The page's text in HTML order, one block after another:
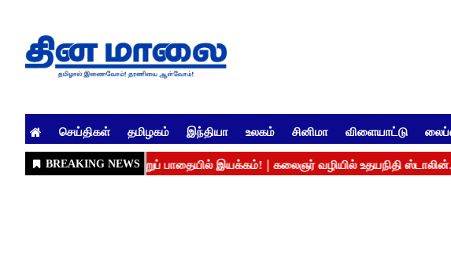
செய்திகள் தமிழகம் இந்தியா உலகம் சினிமா விளையாட்டு